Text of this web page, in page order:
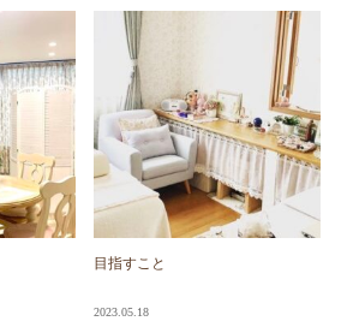
目指すこと
2023.05.18